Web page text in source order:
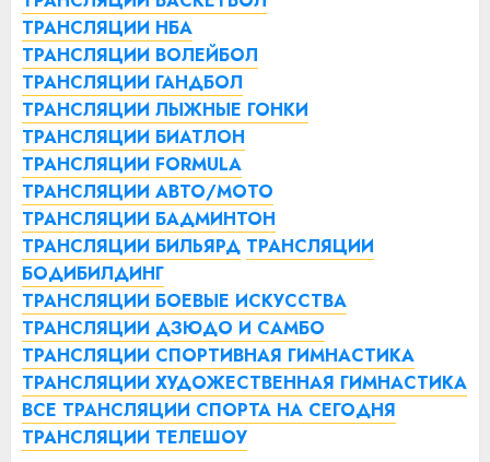
ТРАНСЛЯЦИИ НБА
ТРАНСЛЯЦИИ ВОЛЕЙБОЛ
ТРАНСЛЯЦИИ ГАНДБОЛ
ТРАНСЛЯЦИИ ЛЫЖНЫЕ ГОНКИ
ТРАНСЛЯЦИИ БИАТЛОН
ТРАНСЛЯЦИИ FORMULA
ТРАНСЛЯЦИИ АВТО/МОТО
ТРАНСЛЯЦИИ БАДМИНТОН
ТРАНСЛЯЦИИ БИЛЬЯРД ТРАНСЛЯЦИИ
БОДИБИЛДИНГ
ТРАНСЛЯЦИИ БОЕВЫЕ ИСКУССТВА
ТРАНСЛЯЦИИ ДЗЮДО И САМБО
ТРАНСЛЯЦИИ СПОРТИВНАЯ ГИМНАСТИКА
ТРАНСЛЯЦИИ ХУДОЖЕСТВЕННАЯ ГИМНАСТИКА
ВСЕ ТРАНСЛЯЦИИ СПОРТА НА СЕГОДНЯ
ТРАНСЛЯЦИИ ТЕЛЕШОУ